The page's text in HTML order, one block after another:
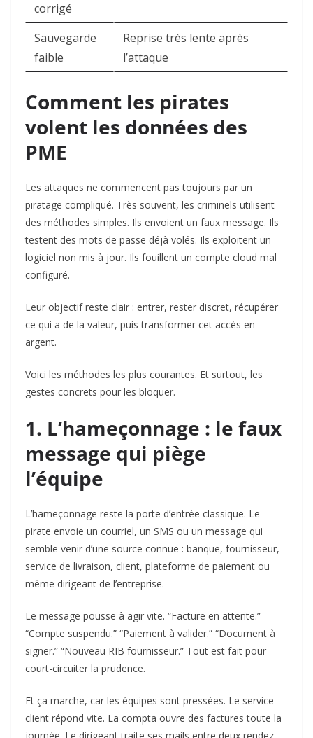
corrigé
Sauvegarde
faible
Reprise très lente après
l’attaque
Comment les pirates
volent les données des
PME
Les attaques ne commencent pas toujours par un
piratage compliqué. Très souvent, les criminels utilisent
des méthodes simples. Ils envoient un faux message. Ils
testent des mots de passe déjà volés. Ils exploitent un
logiciel non mis à jour. Ils fouillent un compte cloud mal
configuré.
Leur objectif reste clair : entrer, rester discret, récupérer
ce qui a de la valeur, puis transformer cet accès en
argent.
Voici les méthodes les plus courantes. Et surtout, les
gestes concrets pour les bloquer.
1. L’hameçonnage : le faux
message qui piège
l’équipe
L’hameçonnage reste la porte d’entrée classique. Le
pirate envoie un courriel, un SMS ou un message qui
semble venir d’une source connue : banque, fournisseur,
service de livraison, client, plateforme de paiement ou
même dirigeant de l’entreprise.
Le message pousse à agir vite. “Facture en attente.”
“Compte suspendu.” “Paiement à valider.” “Document à
signer.” “Nouveau RIB fournisseur.” Tout est fait pour
court-circuiter la prudence.
Et ça marche, car les équipes sont pressées. Le service
client répond vite. La compta ouvre des factures toute la